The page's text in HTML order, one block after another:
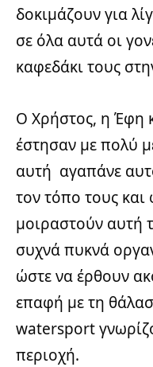
δοκιμάζουν για
σε όλα αυτά οι
καφεδάκι τους
Ο Χρήστος, η Έφη
έστησαν με πολύ
αυτή αγαπάνε
τον τόπο τους και
μοιραστούν αυτή
συχνά πυκνά
ώστε να έρθουν
επαφή με τη
watersport
περιοχή.